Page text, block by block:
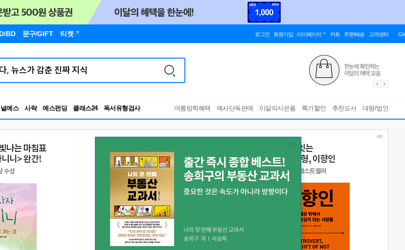
BD 문구/GIFT 티켓 로그인 회원가입 마이페이지 카트 주문/배송 고객센터
예스 사락 예스펀딩 클래스24
RBTI Lab
독서유형검사
여름방학혜택 예사단독판매 이달의사은품 특가할인 추천도서 대량/법인